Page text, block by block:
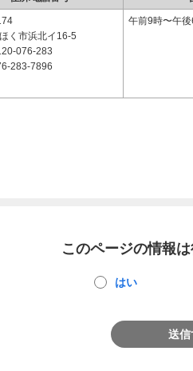
く市浜北イ16-5
076-283
283-7896
午前9時〜午
このページの情報
はい
送信